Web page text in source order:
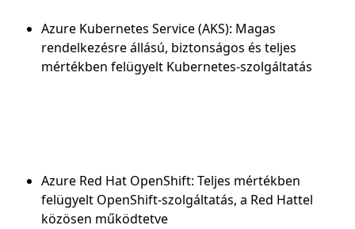
Azure Kubernetes Service (AKS): Magas
rendelkezésre állású, biztonságos és teljes
mértékben felügyelt Kubernetes-szolgáltatás
Azure Red Hat OpenShift: Teljes mértékben
felügyelt OpenShift-szolgáltatás, a Red Hattel
közösen működtetve